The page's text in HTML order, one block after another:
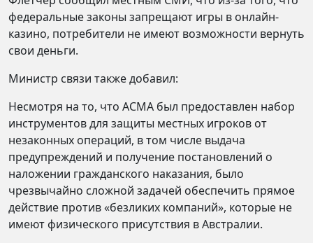
федеральные законы запрещают игры в онлайн-
казино, потребители не имеют возможности вернуть
свои деньги.
Министр связи также добавил:
Несмотря на то, что ACMA был предоставлен набор
инструментов для защиты местных игроков от
незаконных операций, в том числе выдача
предупреждений и получение постановлений о
наложении гражданского наказания, было
чрезвычайно сложной задачей обеспечить прямое
действие против «безликих компаний», которые не
имеют физического присутствия в Австралии.